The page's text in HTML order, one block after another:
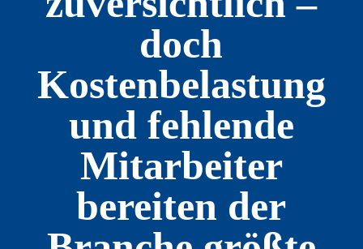
doch
Kostenbelastung
und fehlende
Mitarbeiter
bereiten der